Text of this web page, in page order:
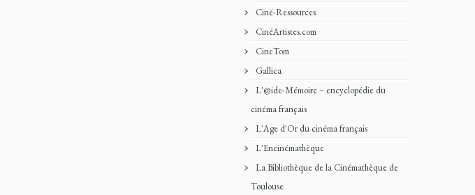
Ciné-Ressources
CinéArtistes.com
CineTom
Gallica
L'@ide-Mémoire – encyclopédie du
cinéma français
L'Age d'Or du cinéma français
L'Encinémathèque
La Bibliothèque de la Cinémathèque de
Toulouse